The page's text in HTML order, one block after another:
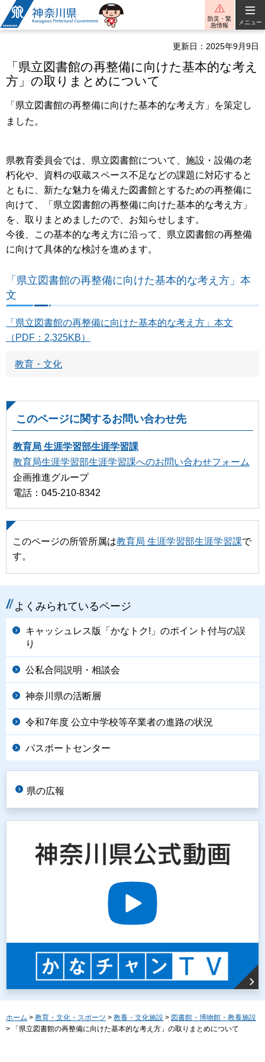
神奈川県
防災・緊
急情報
メニュー
更新日：2025年9月9日
「県立図書館の再整備に向けた基本的な考え
方」の取りまとめについて
「県立図書館の再整備に向けた基本的な考え方」を策定し
ました。
県教育委員会では、県立図書館について、施設・設備の老
朽化や、資料の収蔵スペース不足などの課題に対応すると
ともに、新たな魅力を備えた図書館とするための再整備に
向けて、「県立図書館の再整備に向けた基本的な考え方」
を、取りまとめましたので、お知らせします。
今後、この基本的な考え方に沿って、県立図書館の再整備
に向けて具体的な検討を進めます。
「県立図書館の再整備に向けた基本的な考え方」本
文
「県立図書館の再整備に向けた基本的な考え方」本文
（PDF：2,325KB）
教育・文化
このページに関するお問い合わせ先
教育局 生涯学習部生涯学習課
教育局生涯学習部生涯学習課へのお問い合わせフォーム
企画推進グループ
電話：045-210-8342
このページの所管所属は教育局 生涯学習部生涯学習課で
す。
よくみられているページ
キャッシュレス版「かなトク!」のポイント付与の誤
り
公私合同説明・相談会
神奈川県の活断層
令和7年度 公立中学校等卒業者の進路の状況
パスポートセンター
県の広報
ホーム > 教育・文化・スポーツ > 教養・文化施設 > 図書館・博物館・教養施設
> 「県立図書館の再整備に向けた基本的な考え方」の取りまとめについて